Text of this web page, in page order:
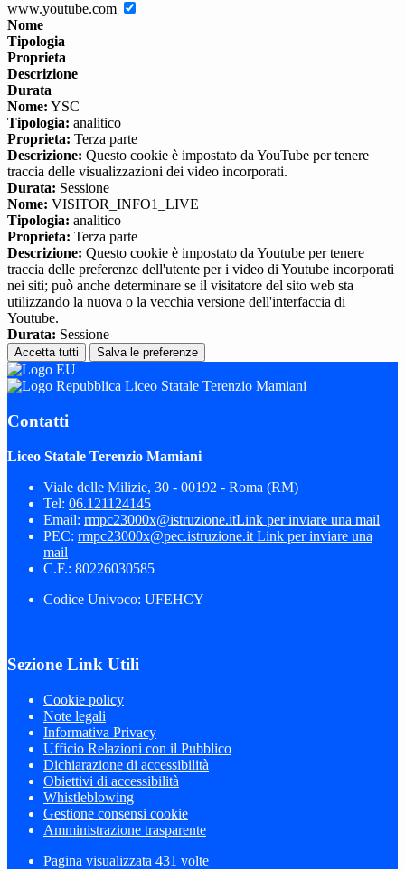
www.youtube.com
Nome
Tipologia
Proprieta
Descrizione
Durata
Nome: YSC
Tipologia: analitico
Proprieta: Terza parte
Descrizione: Questo cookie è impostato da YouTube per tenere
traccia delle visualizzazioni dei video incorporati.
Durata: Sessione
Nome: VISITOR_INFO1_LIVE
Tipologia: analitico
Proprieta: Terza parte
Descrizione: Questo cookie è impostato da Youtube per tenere
traccia delle preferenze dell'utente per i video di Youtube incorporati
nei siti; può anche determinare se il visitatore del sito web sta
utilizzando la nuova o la vecchia versione dell'interfaccia di
Youtube.
Durata: Sessione
Accetta tutti Salva le preferenze
Liceo Statale Terenzio Mamiani
Contatti
Liceo Statale Terenzio Mamiani
Viale delle Milizie, 30 - 00192 - Roma (RM)
Tel: 06.121124145
Email: rmpc23000x@istruzione.itLink per inviare una mail
PEC: rmpc23000x@pec.istruzione.it Link per inviare una
mail
C.F.: 80226030585
Codice Univoco: UFEHCY
Sezione Link Utili
Cookie policy
Note legali
Informativa Privacy
Ufficio Relazioni con il Pubblico
Dichiarazione di accessibilità
Obiettivi di accessibilità
Whistleblowing
Gestione consensi cookie
Amministrazione trasparente
Pagina visualizzata 431 volte